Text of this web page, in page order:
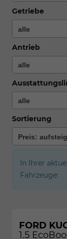
Getriebe
Antrieb
Sortierung
In Ihrer
Fahrzeuge:
FORD
1.5